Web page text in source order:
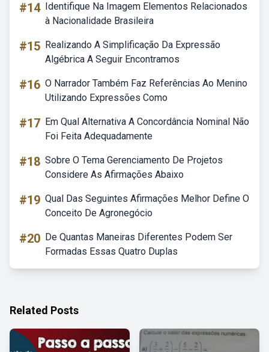
#14 Identifique Na Imagem Elementos Relacionados
à Nacionalidade Brasileira
#15 Realizando A Simplificação Da Expressão
Algébrica A Seguir Encontramos
#16 O Narrador Também Faz Referências Ao Menino
Utilizando Expressões Como
#17 Em Qual Alternativa A Concordância Nominal Não
Foi Feita Adequadamente
#18 Sobre O Tema Gerenciamento De Projetos
Considere As Afirmações Abaixo
#19 Qual Das Seguintes Afirmações Melhor Define O
Conceito De Agronegócio
#20 De Quantas Maneiras Diferentes Podem Ser
Formadas Essas Quatro Duplas
Related Posts